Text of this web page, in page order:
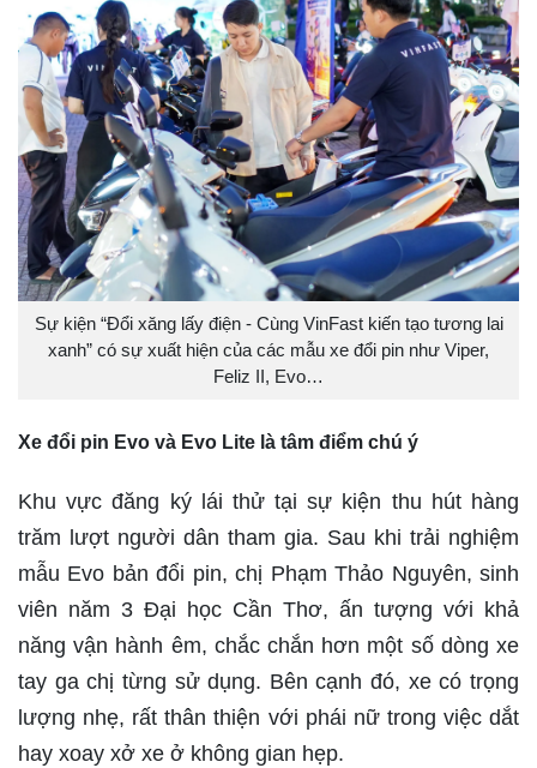
Sự kiện “Đổi xăng lấy điện - Cùng VinFast kiến tạo tương lai
xanh” có sự xuất hiện của các mẫu xe đổi pin như Viper,
Feliz II, Evo…
Xe đổi pin Evo và Evo Lite là tâm điểm chú ý
Khu vực đăng ký lái thử tại sự kiện thu hút hàng
trăm lượt người dân tham gia. Sau khi trải nghiệm
mẫu Evo bản đổi pin, chị Phạm Thảo Nguyên, sinh
viên năm 3 Đại học Cần Thơ, ấn tượng với khả
năng vận hành êm, chắc chắn hơn một số dòng xe
tay ga chị từng sử dụng. Bên cạnh đó, xe có trọng
lượng nhẹ, rất thân thiện với phái nữ trong việc dắt
hay xoay xở xe ở không gian hẹp.